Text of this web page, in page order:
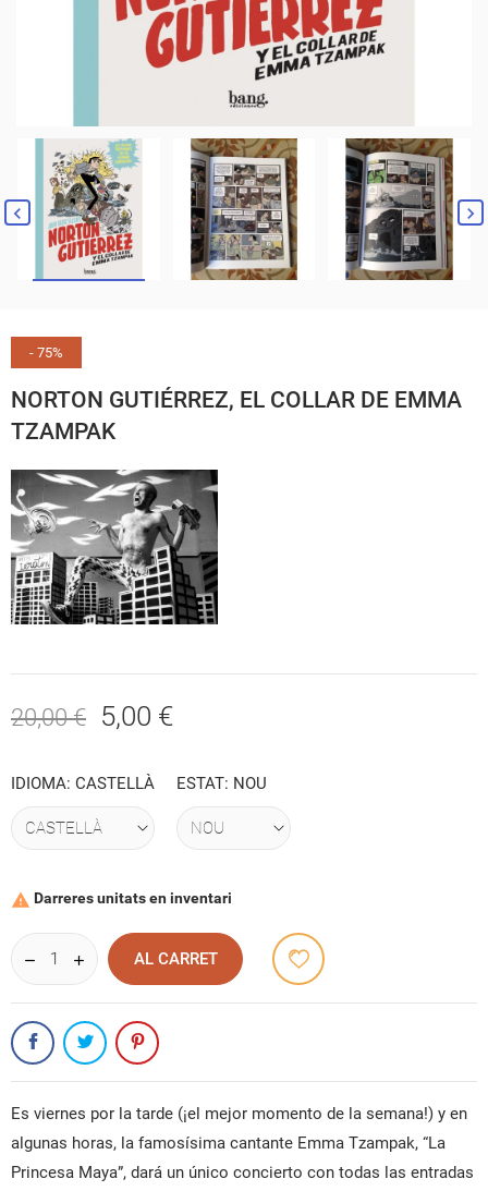
- 75%
NORTON GUTIÉRREZ, EL COLLAR DE EMMA
TZAMPAK
20,00 € 5,00 €
IDIOMA: CASTELLÀ ESTAT: NOU
 Darreres unitats en inventari
AL CARRET
Es viernes por la tarde (¡el mejor momento de la semana!) y en
algunas horas, la famosísima cantante Emma Tzampak, “La
Princesa Maya”, dará un único concierto con todas las entradas